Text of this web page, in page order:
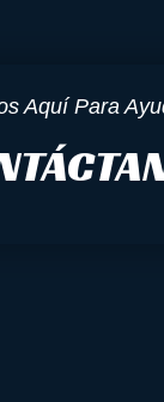
Aquí Para